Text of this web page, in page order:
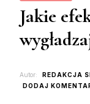
Jakie
Autor: REDAKCJA
DODAJ